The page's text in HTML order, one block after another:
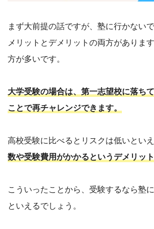
まず大前提の話ですが、塾に行かない
メリットとデメリットの両方がありま
方が多いです。
大学受験の場合は、第一志望校に落ち
ことで再チャレンジできます。
高校受験に比べるとリスクは低いといえ
数や受験費用がかかるというデメリッ
こういったことから、受験するなら塾
といえるでしょう。